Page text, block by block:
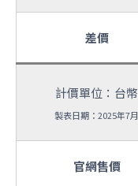
差價
計價單位：台幣
製表日期：2025年7月
官網售價